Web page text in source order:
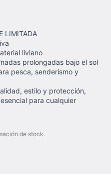
LIMITADA
liviano
prolongadas bajo el sol
pesca, senderismo y
estilo y protección,
para cualquier
de stock.